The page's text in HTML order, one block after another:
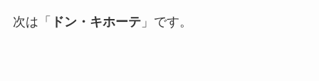
次は「 ドン・キホーテ」です。